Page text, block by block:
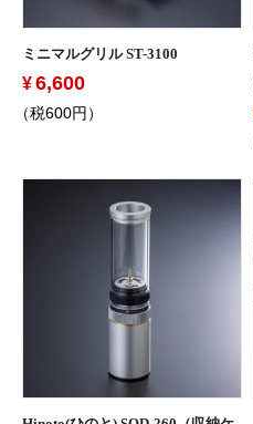
ミニマルグリル ST-3100
6,600
（税600円）